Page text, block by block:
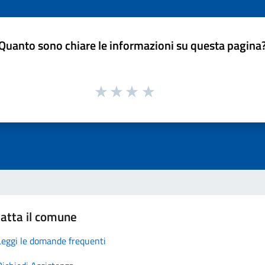
sono chiare le informazioni su questa
il comune
le domande frequenti